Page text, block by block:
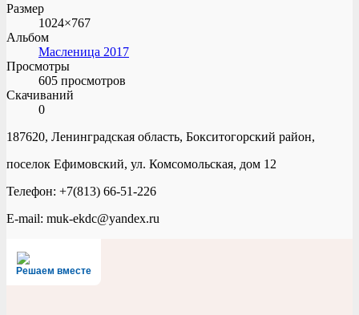
Размер
1024×767
Альбом
Масленица 2017
Просмотры
605 просмотров
Скачиваний
0
187620, Ленинградская область, Бокситогорский район,
поселок Ефимовский, ул. Комсомольская, дом 12
Телефон: +7(813) 66-51-226
E-mail: muk-ekdc@yandex.ru
Решаем вместе